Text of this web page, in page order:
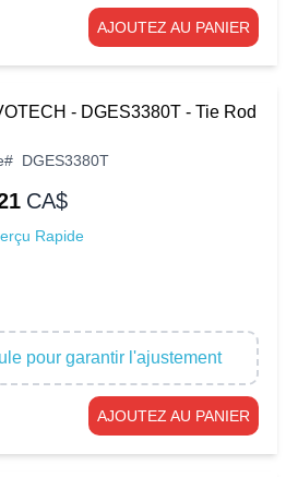
AJOUTEZ AU PANIER
- DGES3380T - Tie Rod
# DGES3380T
CA$
Rapide
pour garantir l'ajustement
AJOUTEZ AU PANIER